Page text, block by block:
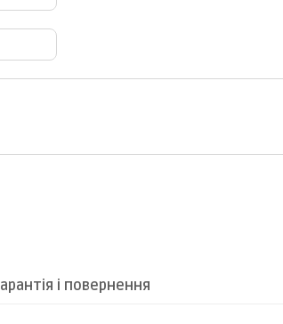
і повернення